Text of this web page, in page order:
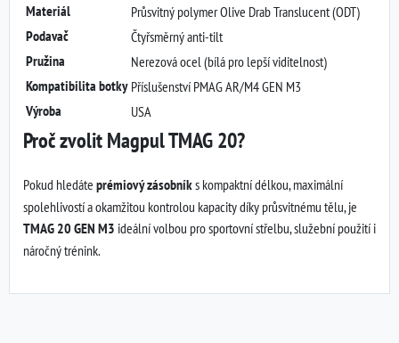
Materiál Průsvitný polymer Olive Drab Translucent (ODT)
Podavač Čtyřsměrný anti-tilt
Pružina Nerezová ocel (bílá pro lepší viditelnost)
Kompatibilita botky Příslušenství PMAG AR/M4 GEN M3
Výroba USA
Proč zvolit Magpul TMAG 20?
Pokud hledáte prémiový zásobníks kompaktní délkou, maximální
spolehlivostí a okamžitou kontrolou kapacity díky průsvitnému tělu, je
TMAG 20 GEN M3 ideální volbou pro sportovní střelbu, služební použití i
náročný trénink.